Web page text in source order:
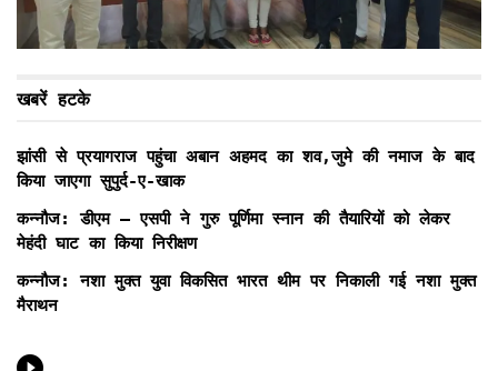
खबरें हटके
झांसी से प्रयागराज पहुंचा अबान अहमद का शव,जुमे की नमाज के बाद
किया जाएगा सुपुर्द-ए-खाक
कन्नौज: डीएम – एसपी ने गुरु पूर्णिमा स्नान की तैयारियों को लेकर
मेहंदी घाट का किया निरीक्षण
कन्नौज: नशा मुक्त युवा विकसित भारत थीम पर निकाली गई नशा मुक्त
मैराथन